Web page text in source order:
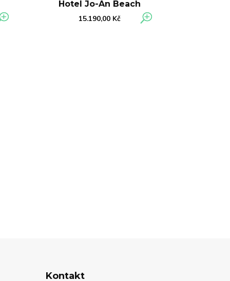
Hotel Jo-An Beach
15.190,00 Kč
Kontakt